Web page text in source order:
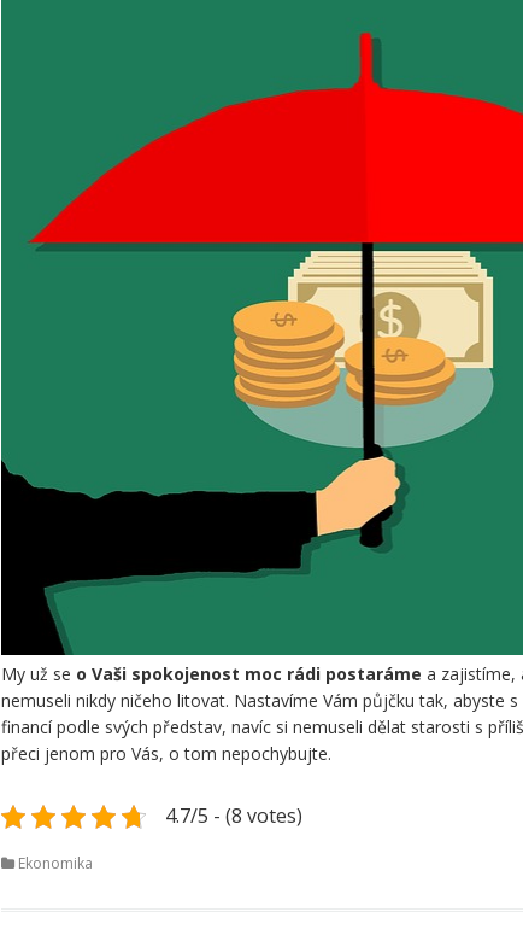
My už se o Vaši spokojenost moc rádi postaráme a zajistíme,
nemuseli nikdy ničeho litovat. Nastavíme Vám půjčku tak, abyste
financí podle svých představ, navíc si nemuseli dělat starosti s
přeci jenom pro Vás, o tom nepochybujte.
4.7/5 - (8 votes)
Ekonomika